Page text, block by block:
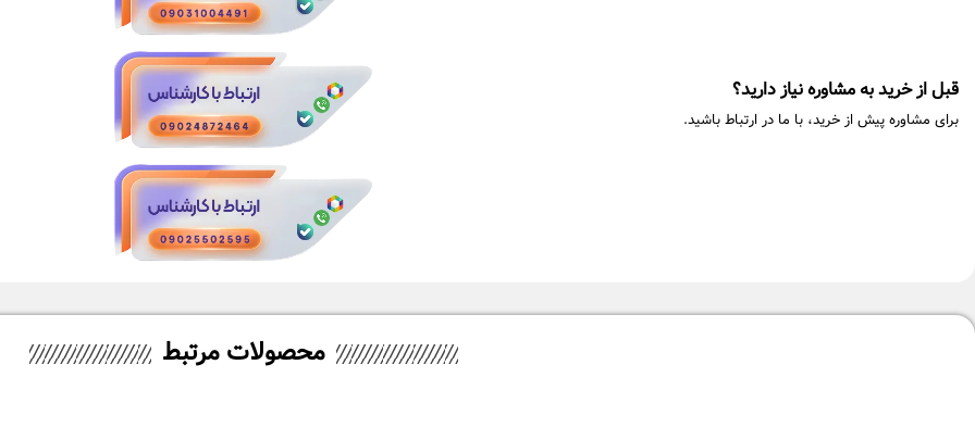
قبل از خرید به مشاوره نیاز دارید؟
برای مشاوره پیش از خرید، با ما در ارتباط باشید.
محصولات مرتبط